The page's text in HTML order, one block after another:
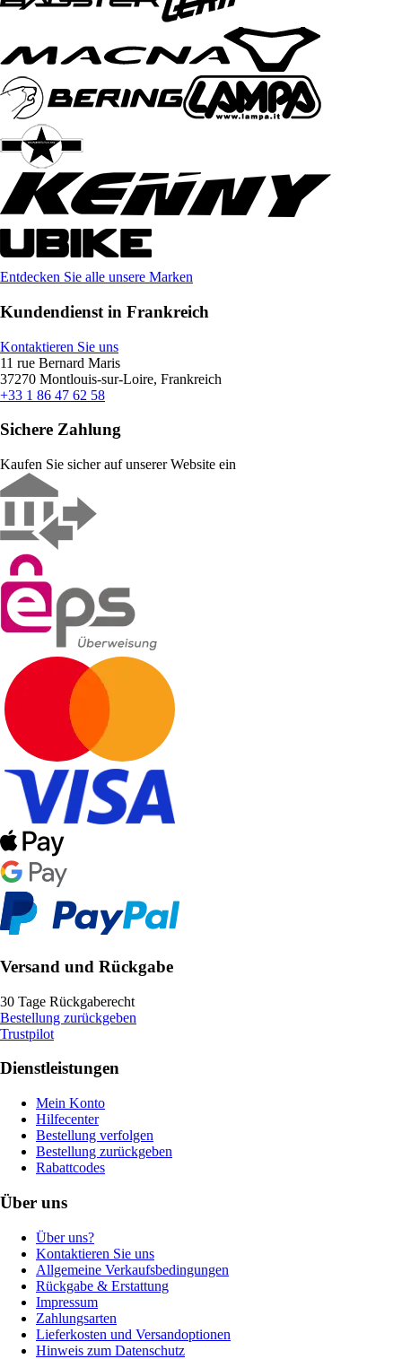
Entdecken Sie alle unsere Marken
Kundendienst in Frankreich
Kontaktieren Sie uns
11 rue Bernard Maris
37270 Montlouis-sur-Loire, Frankreich
+33 1 86 47 62 58
Sichere Zahlung
Kaufen Sie sicher auf unserer Website ein
Versand und Rückgabe
30 Tage Rückgaberecht
Bestellung zurückgeben
Trustpilot
Dienstleistungen
Mein Konto
Hilfecenter
Bestellung verfolgen
Bestellung zurückgeben
Rabattcodes
Über uns
Über uns?
Kontaktieren Sie uns
Allgemeine Verkaufsbedingungen
Rückgabe & Erstattung
Impressum
Zahlungsarten
Lieferkosten und Versandoptionen
Hinweis zum Datenschutz